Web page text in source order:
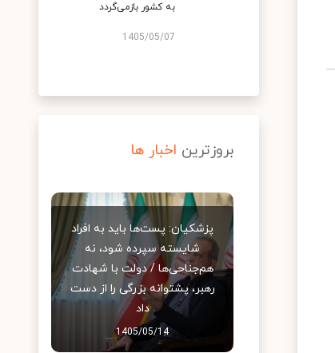
به کشور بازمی‌گردد
1405/05/07
بروزترین اخبار ها
پزشکیان: پست‌ها باید به افراد
شایسته سپرده شود، نه
هم‌جناحی‌ها / دولت با شهادت
رهبر، پشتوانه بزرگی را از دست
داد
1405/05/14